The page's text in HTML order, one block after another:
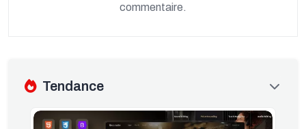
commentaire.
Tendance